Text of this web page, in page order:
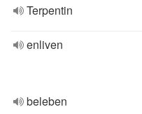
Terpentin
enliven
beleben